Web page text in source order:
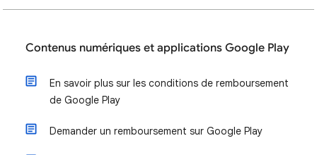
Contenus numériques et applications Google Play
En savoir plus sur les conditions de remboursement
de Google Play
Demander un remboursement sur Google Play